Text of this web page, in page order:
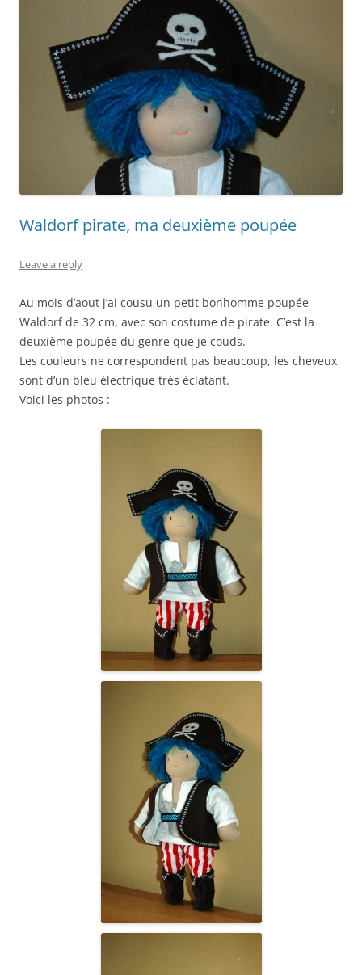
Waldorf pirate, ma deuxième poupée
Leave a reply
Au mois d’aout j’ai cousu un petit bonhomme poupée
Waldorf de 32 cm, avec son costume de pirate. C’est la
deuxième poupée du genre que je couds.
Les couleurs ne correspondent pas beaucoup, les cheveux
sont d’un bleu électrique très éclatant.
Voici les photos :